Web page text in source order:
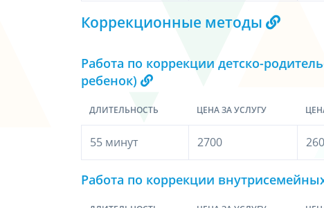
Коррекционные методы
Работа по коррекции детско-
ребенок)
ДЛИТЕЛЬНОСТЬ ЦЕНА ЗА УСЛУГУ
55 минут 2700
Работа по коррекции